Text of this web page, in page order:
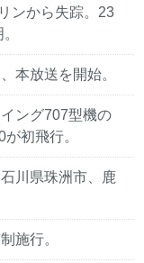
ンから失踪。23
本放送を開始。
ング707型機の
初飛行。
川県珠洲市、鹿
施行。